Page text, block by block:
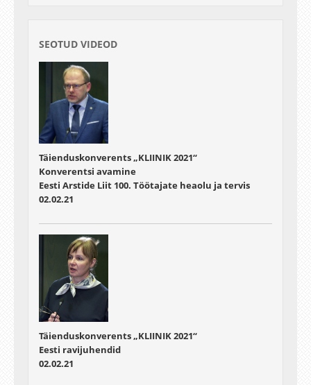
SEOTUD VIDEOD
Täienduskonverents „KLIINIK 2021“
Konverentsi avamine
Eesti Arstide Liit 100. Töötajate heaolu ja tervis
02.02.21
Täienduskonverents „KLIINIK 2021“
Eesti ravijuhendid
02.02.21